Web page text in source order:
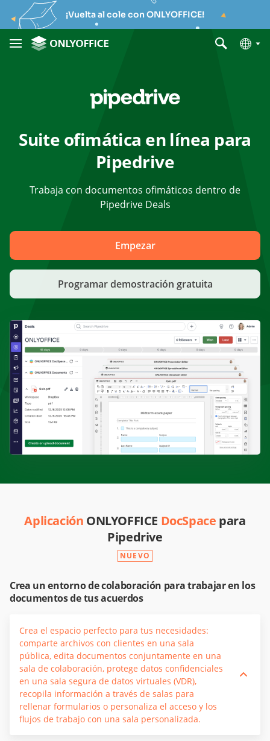
¡Vuelta al cole con ONLYOFFICE!
Suite ofimática en línea para
Pipedrive
Trabaja con documentos ofimáticos dentro de
Pipedrive Deals
Empezar
Programar demostración gratuita
Aplicación ONLYOFFICE DocSpace para
Pipedrive
NUEVO
Crea un entorno de colaboración para trabajar en los
documentos de tus acuerdos
Crea el espacio perfecto para tus necesidades:
comparte archivos con clientes en una sala
pública, edita documentos conjuntamente en una
sala de colaboración, protege datos confidenciales
en una sala segura de datos virtuales (VDR),
recopila información a través de salas para
rellenar formularios o personaliza el acceso y los
flujos de trabajo con una sala personalizada.